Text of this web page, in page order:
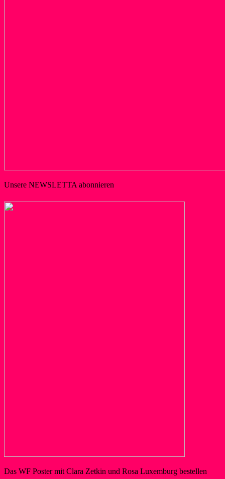
Unsere NEWSLETTA abonnieren
Das WF Poster mit Clara Zetkin und Rosa Luxemburg bestellen